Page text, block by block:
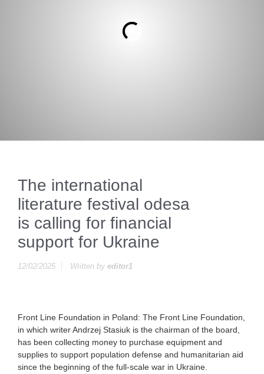
The international
literature festival odesa
is calling for financial
support for Ukraine
12/02/2025 Written by editor1
Front Line Foundation in Poland: The Front Line Foundation,
in which writer Andrzej Stasiuk is the chairman of the board,
has been collecting money to purchase equipment and
supplies to support population defense and humanitarian aid
since the beginning of the full-scale war in Ukraine.